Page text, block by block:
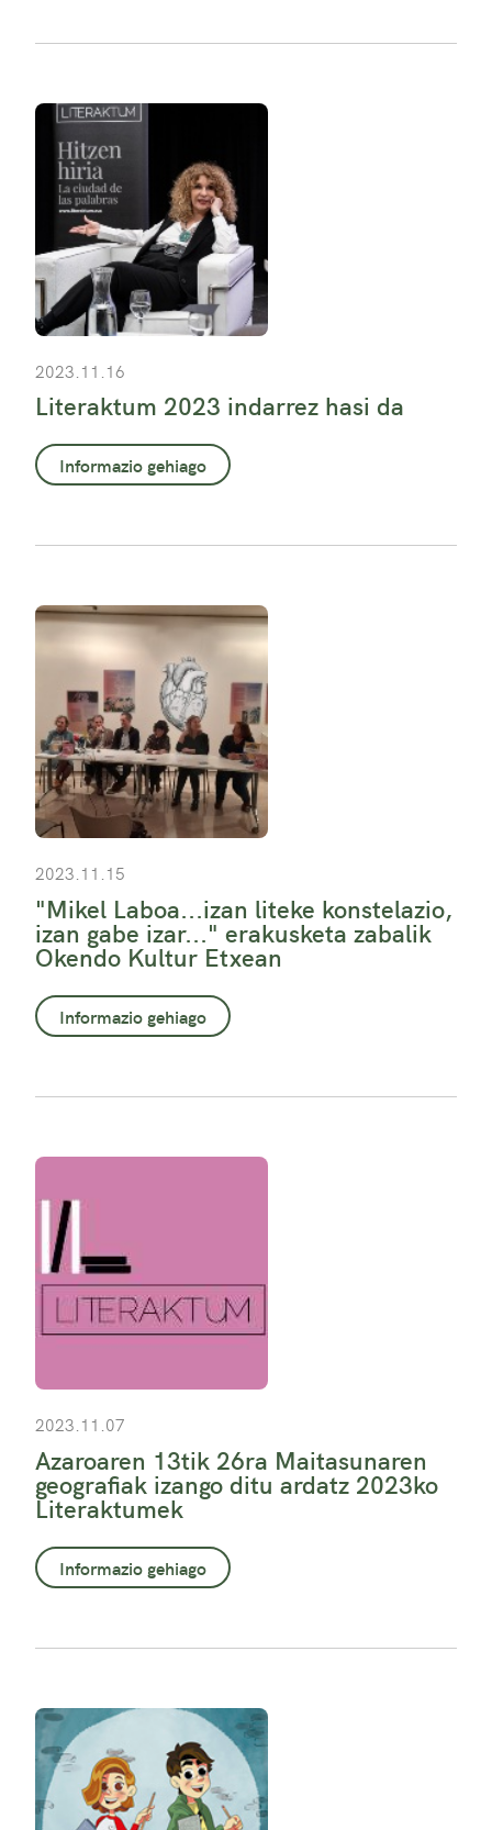
2023.11.16
Literaktum 2023 indarrez hasi da
Informazio gehiago
2023.11.15
"Mikel Laboa...izan liteke konstelazio,
izan gabe izar..." erakusketa zabalik
Okendo Kultur Etxean
Informazio gehiago
2023.11.07
Azaroaren 13tik 26ra Maitasunaren
geografiak izango ditu ardatz 2023ko
Literaktumek
Informazio gehiago